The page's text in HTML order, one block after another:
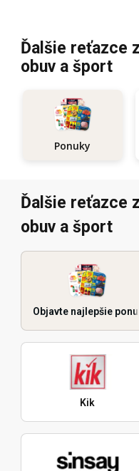
Ďalšie reťazce
obuv a šport
Ponuky
Ďalšie reťazce
obuv a šport
Objavte najlepšie
Kik